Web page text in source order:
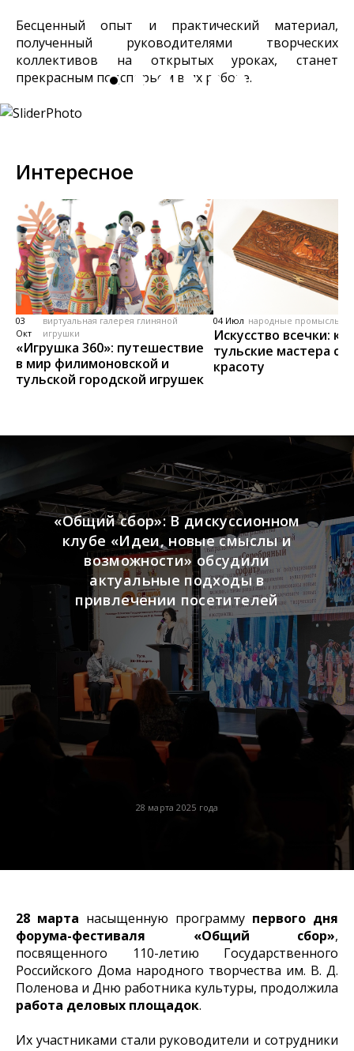
Бесценный опыт и практический материал,
полученный руководителями творческих
коллективов на открытых уроках, станет
прекрасным подспорьем в их работе.
Интересное
03
Окт
виртуальная галерея глиняной
игрушки
«Игрушка 360»: путешествие
в мир филимоновской и
тульской городской игрушек
04 Июл народные промыслы,
Искусство всечки: как
тульские мастера
красоту
28 марта 2025 года
«Общий сбор»: В дискуссионном
клубе «Идеи, новые смыслы и
возможности» обсудили
актуальные подходы в
привлечении посетителей
28 марта насыщенную программу первого дня
форума-фестиваля «Общий сбор»,
посвященного 110-летию Государственного
Российского Дома народного творчества им. В. Д.
Поленова и Дню работника культуры, продолжила
работа деловых площадок.
Их участниками стали руководители и сотрудники